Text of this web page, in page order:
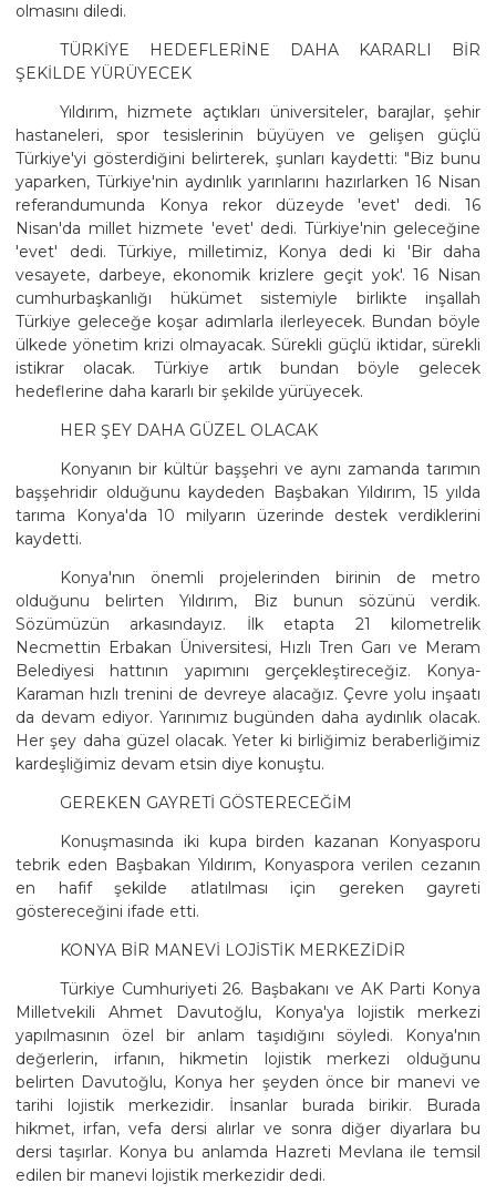
olmasını diledi.
TÜRKİYE HEDEFLERİNE DAHA KARARLI BİR
ŞEKİLDE YÜRÜYECEK
Yıldırım, hizmete açtıkları üniversiteler, barajlar, şehir
hastaneleri, spor tesislerinin büyüyen ve gelişen güçlü
Türkiye'yi gösterdiğini belirterek, şunları kaydetti: "Biz bunu
yaparken, Türkiye'nin aydınlık yarınlarını hazırlarken 16 Nisan
referandumunda Konya rekor düzeyde 'evet' dedi. 16
Nisan'da millet hizmete 'evet' dedi. Türkiye'nin geleceğine
'evet' dedi. Türkiye, milletimiz, Konya dedi ki 'Bir daha
vesayete, darbeye, ekonomik krizlere geçit yok'. 16 Nisan
cumhurbaşkanlığı hükümet sistemiyle birlikte inşallah
Türkiye geleceğe koşar adımlarla ilerleyecek. Bundan böyle
ülkede yönetim krizi olmayacak. Sürekli güçlü iktidar, sürekli
istikrar olacak. Türkiye artık bundan böyle gelecek
hedeflerine daha kararlı bir şekilde yürüyecek.
HER ŞEY DAHA GÜZEL OLACAK
Konyanın bir kültür başşehri ve aynı zamanda tarımın
başşehridir olduğunu kaydeden Başbakan Yıldırım, 15 yılda
tarıma Konya'da 10 milyarın üzerinde destek verdiklerini
kaydetti.
Konya'nın önemli projelerinden birinin de metro
olduğunu belirten Yıldırım, Biz bunun sözünü verdik.
Sözümüzün arkasındayız. İlk etapta 21 kilometrelik
Necmettin Erbakan Üniversitesi, Hızlı Tren Garı ve Meram
Belediyesi hattının yapımını gerçekleştireceğiz. Konya-
Karaman hızlı trenini de devreye alacağız. Çevre yolu inşaatı
da devam ediyor. Yarınımız bugünden daha aydınlık olacak.
Her şey daha güzel olacak. Yeter ki birliğimiz beraberliğimiz
kardeşliğimiz devam etsin diye konuştu.
GEREKEN GAYRETİ GÖSTERECEĞİM
Konuşmasında iki kupa birden kazanan Konyasporu
tebrik eden Başbakan Yıldırım, Konyaspora verilen cezanın
en hafif şekilde atlatılması için gereken gayreti
göstereceğini ifade etti.
KONYA BİR MANEVİ LOJİSTİK MERKEZİDİR
Türkiye Cumhuriyeti 26. Başbakanı ve AK Parti Konya
Milletvekili Ahmet Davutoğlu, Konya'ya lojistik merkezi
yapılmasının özel bir anlam taşıdığını söyledi. Konya'nın
değerlerin, irfanın, hikmetin lojistik merkezi olduğunu
belirten Davutoğlu, Konya her şeyden önce bir manevi ve
tarihi lojistik merkezidir. İnsanlar burada birikir. Burada
hikmet, irfan, vefa dersi alırlar ve sonra diğer diyarlara bu
dersi taşırlar. Konya bu anlamda Hazreti Mevlana ile temsil
edilen bir manevi lojistik merkezidir dedi.